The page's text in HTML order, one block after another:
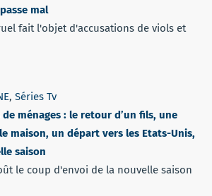
mal
fait l'objet d'accusations de viols et
, Séries Tv
de ménages : le retour d’un fils, une
maison, un départ vers les Etats-Unis,
saison
le coup d'envoi de la nouvelle saison